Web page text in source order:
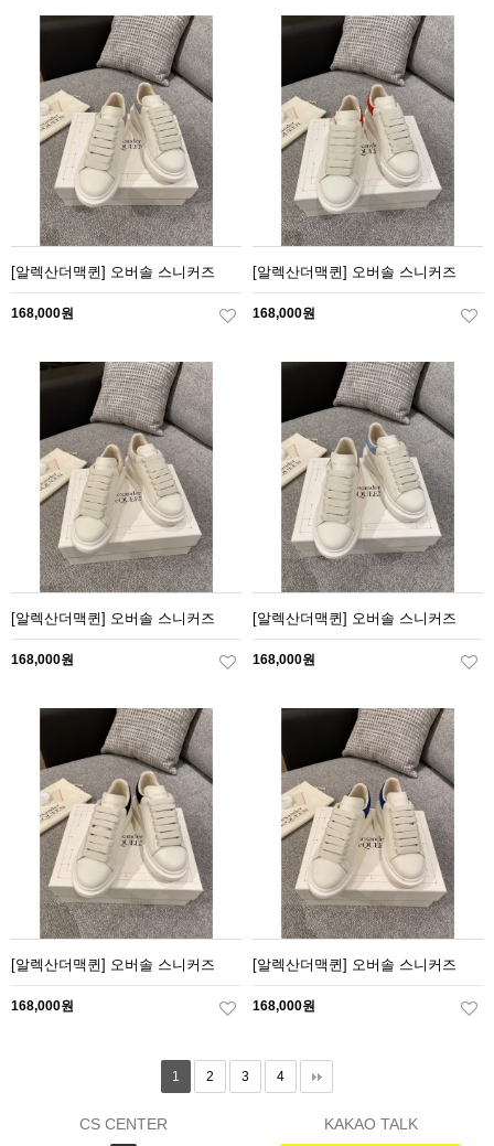
[알렉산더맥퀸] 오버솔 스니커즈
168,000원
[알렉산더맥퀸] 오버솔 스니커즈
168,000원
[알렉산더맥퀸] 오버솔 스니커즈
168,000원
[알렉산더맥퀸] 오버솔 스니커즈
168,000원
[알렉산더맥퀸] 오버솔 스니커즈
168,000원
[알렉산더맥퀸] 오버솔 스니커즈
168,000원
1 2 3 4
CS CENTER KAKAO TALK